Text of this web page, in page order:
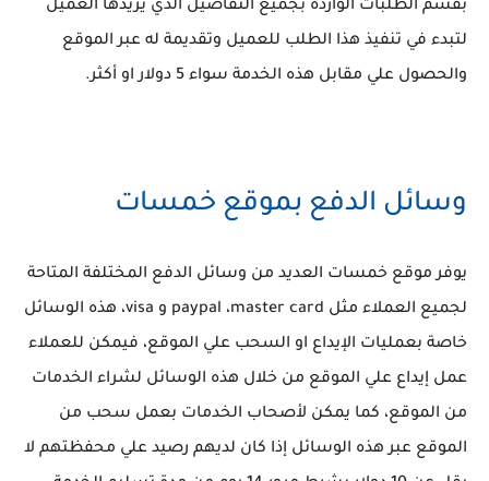
بقسم الطلبات الواردة بجميع التفاصيل الذي يريدها العميل
لتبدء في تنفيذ هذا الطلب للعميل وتقديمة له عبر الموقع
والحصول علي مقابل هذه الخدمة سواء 5 دولار او أكثر.
وسائل الدفع بموقع خمسات
يوفر موقع خمسات العديد من وسائل الدفع المختلفة المتاحة
لجميع العملاء مثل paypal ،master card و visa، هذه الوسائل
خاصة بعمليات الإيداع او السحب علي الموقع، فيمكن للعملاء
عمل إيداع علي الموقع من خلال هذه الوسائل لشراء الخدمات
من الموقع، كما يمكن لأصحاب الخدمات بعمل سحب من
الموقع عبر هذه الوسائل إذا كان لديهم رصيد علي محفظتهم لا